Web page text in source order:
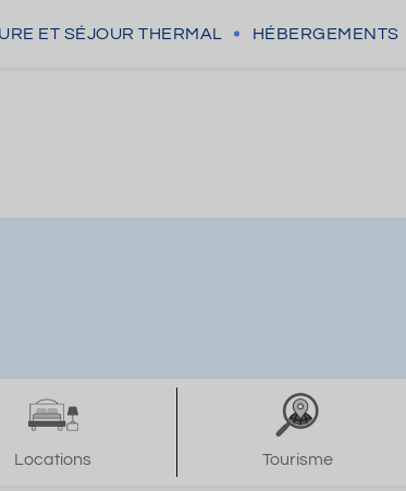
ET SÉJOUR THERMAL HÉBERGEMENTS
Locations Tourisme